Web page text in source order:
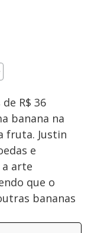
R$ 36
banana na
fruta. Justin
e
arte
que o
bananas